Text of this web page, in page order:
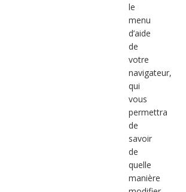
le
menu
d’aide
de
votre
navigateur,
qui
vous
permettra
de
savoir
de
quelle
manière